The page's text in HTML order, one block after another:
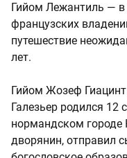
Гийом Лежантиль —
французских
путешествие
лет.
Гийом Жозеф
Галезьер родился 12
нормандском городе
дворянин, отправил